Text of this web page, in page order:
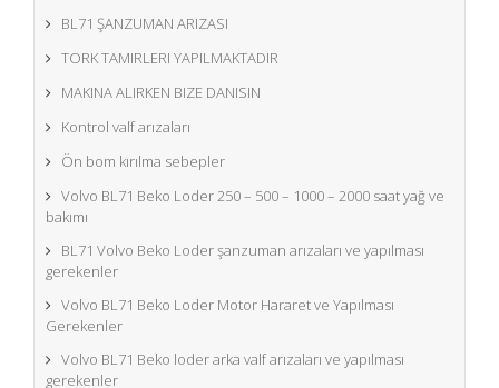
BL71 ŞANZUMAN ARIZASI
TORK TAMIRLERI YAPILMAKTADIR
MAKINA ALIRKEN BIZE DANISIN
Kontrol valf arızaları
Ön bom kırılma sebepler
Volvo BL71 Beko Loder 250 – 500 – 1000 – 2000 saat yağ ve
bakımı
BL71 Volvo Beko Loder şanzuman arızaları ve yapılması
gerekenler
Volvo BL71 Beko Loder Motor Hararet ve Yapılması
Gerekenler
Volvo BL71 Beko loder arka valf arızaları ve yapılması
gerekenler